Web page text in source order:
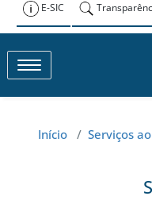
E-SIC
Toggle navigation
Início / Serviços